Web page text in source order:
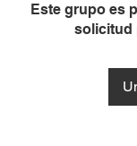
Este grupo es
solicitud